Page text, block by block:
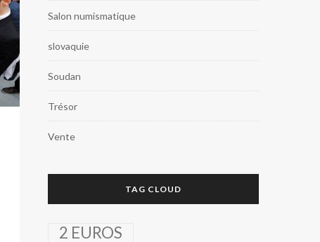
Salon numismatique
slovaquie
Soudan
Trésor
Vente
TAG CLOUD
2 EUROS